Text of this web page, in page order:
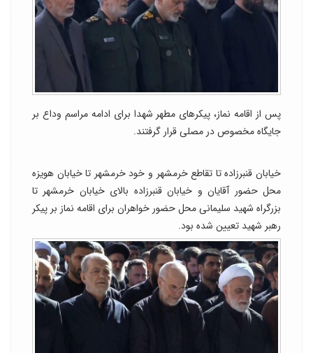
پس از اقامه نماز، پیکرهای مطهر شهدا برای ادامه مراسم وداع بر
جایگاه مخصوص در مصلی قرار گرفتند.
خیابان قنبرزاده تا تقاطع خرمشهر و خود خرمشهر تا خیابان هویزه
محل حضور آقایان و خیابان قنبرزاده بالای خیابان خرمشهر تا
بزرگراه شهید سلیمانی محل حضور خواهران برای اقامه نماز بر پیکر
رهبر شهید تعیین شده بود.